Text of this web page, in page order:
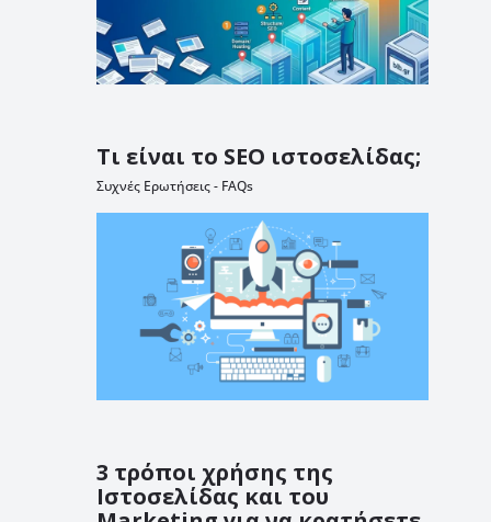
Τι είναι το SEO ιστοσελίδας;
Συχνές Ερωτήσεις - FAQs
3 τρόποι χρήσης της
Ιστοσελίδας και του